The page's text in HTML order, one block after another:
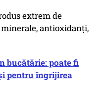
extrem de
antioxidanți,
bucătărie: poate fi
pentru îngrijirea